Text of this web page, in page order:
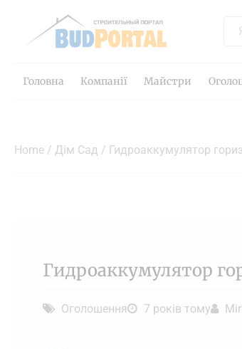
Головна Компанії Майстри
Home / Дім Сад / Гидроаккумулятор
Гидроаккумулятор
Оголошення 7 років тому